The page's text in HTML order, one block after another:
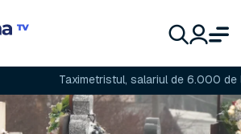
Taximetristul, salariul de 6.000 de lei și